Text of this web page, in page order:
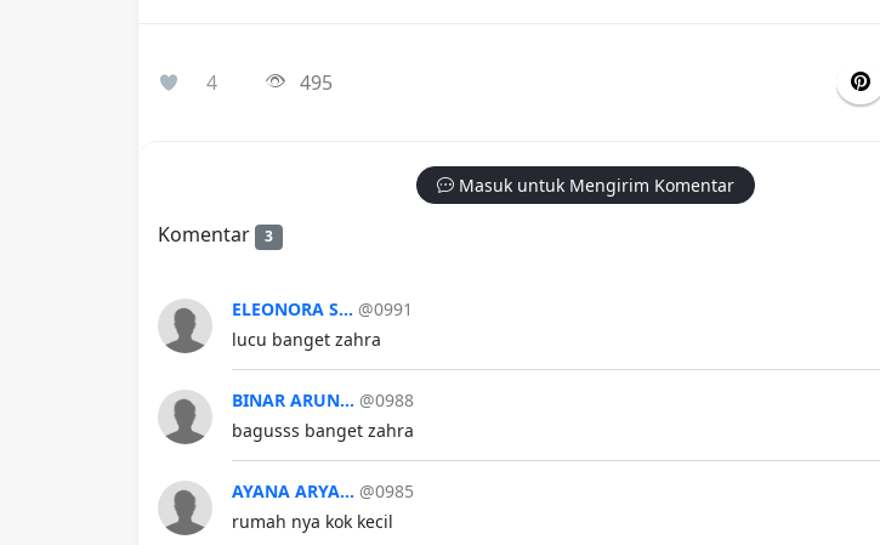
4 495
Masuk untuk Mengirim Komentar
Komentar 3
ELEONORA S... @0991
lucu banget zahra
BINAR ARUN... @0988
bagusss banget zahra
AYANA ARYA... @0985
rumah nya kok kecil